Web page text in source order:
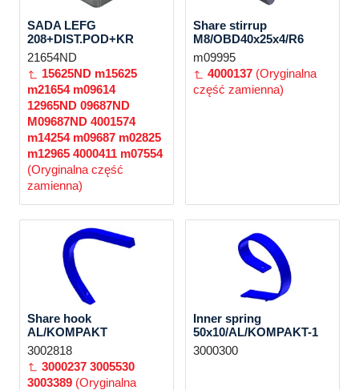
SADA LEFG
208+DIST.POD+KR
21654ND
15625ND m15625
m21654 m09614
12965ND 09687ND
M09687ND 4001574
m14254 m09687 m02825
m12965 4000411 m07554
(Oryginalna część
zamienna)
Share stirrup
M8/OBD40x25x4/R6
m09995
4000137 (Oryginalna
część zamienna)
Share hook
AL/KOMPAKT
3002818
3000237 3005530
3003389 (Oryginalna
Inner spring
50x10/AL/KOMPAKT-1
3000300